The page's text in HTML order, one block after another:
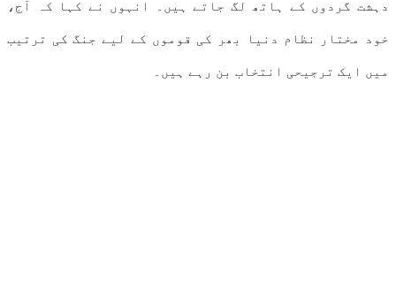
دہشت گردوں کے ہاتھ لگ جاتے ہیں۔ انہوں نے کہا کہ آج،
خود مختار نظام دنیا بھر کی قوموں کے لیے جنگ کی ترتیب
میں ایک ترجیحی انتخاب بن رہے ہیں۔